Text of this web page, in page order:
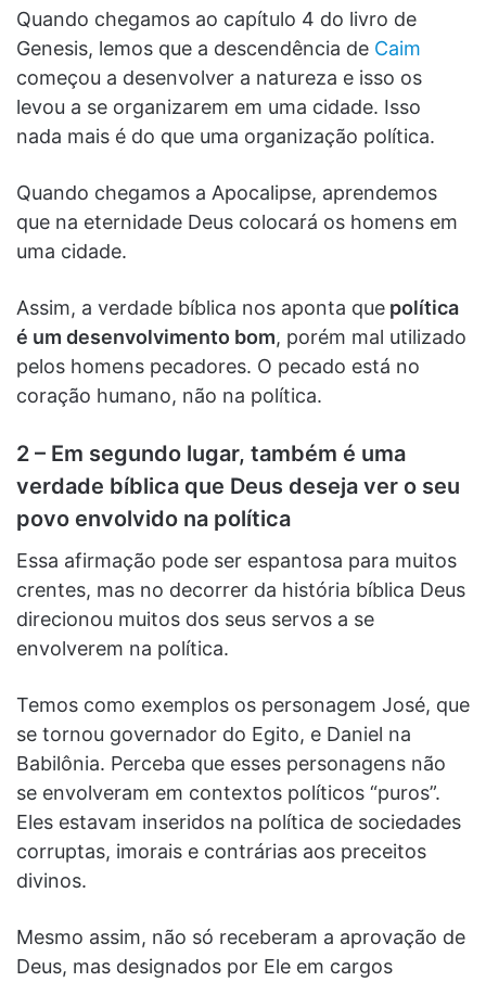
Quando chegamos ao capítulo 4 do livro de
Genesis, lemos que a descendência de Caim
começou a desenvolver a natureza e isso os
levou a se organizarem em uma cidade. Isso
nada mais é do que uma organização política.
Quando chegamos a Apocalipse, aprendemos
que na eternidade Deus colocará os homens em
uma cidade.
Assim, a verdade bíblica nos aponta que política
é um desenvolvimento bom, porém mal utilizado
pelos homens pecadores. O pecado está no
coração humano, não na política.
2 – Em segundo lugar, também é uma
verdade bíblica que Deus deseja ver o seu
povo envolvido na política
Essa afirmação pode ser espantosa para muitos
crentes, mas no decorrer da história bíblica Deus
direcionou muitos dos seus servos a se
envolverem na política.
Temos como exemplos os personagem José, que
se tornou governador do Egito, e Daniel na
Babilônia. Perceba que esses personagens não
se envolveram em contextos políticos “puros”.
Eles estavam inseridos na política de sociedades
corruptas, imorais e contrárias aos preceitos
divinos.
Mesmo assim, não só receberam a aprovação de
Deus, mas designados por Ele em cargos